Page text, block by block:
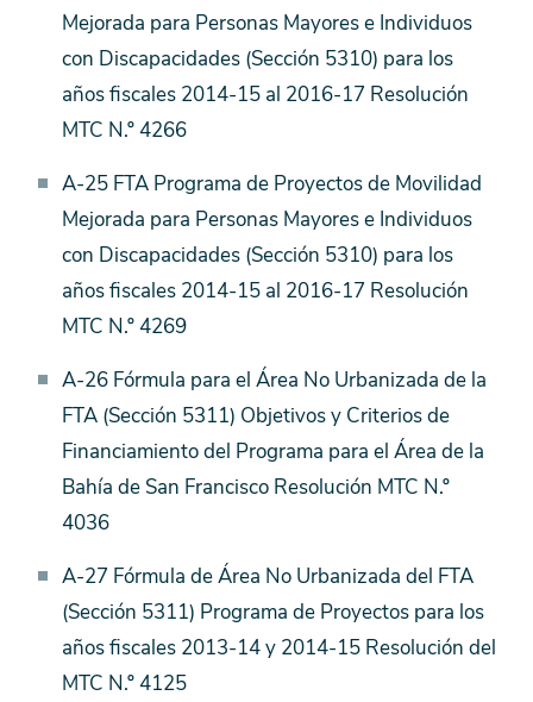
Mejorada para Personas Mayores e Individuos
con Discapacidades (Sección 5310) para los
años fiscales 2014-15 al 2016-17 Resolución
MTC N.º 4266
A-25 FTA Programa de Proyectos de Movilidad
Mejorada para Personas Mayores e Individuos
con Discapacidades (Sección 5310) para los
años fiscales 2014-15 al 2016-17 Resolución
MTC N.º 4269
A-26 Fórmula para el Área No Urbanizada de la
FTA (Sección 5311) Objetivos y Criterios de
Financiamiento del Programa para el Área de la
Bahía de San Francisco Resolución MTC N.º
4036
A-27 Fórmula de Área No Urbanizada del FTA
(Sección 5311) Programa de Proyectos para los
años fiscales 2013-14 y 2014-15 Resolución del
MTC N.º 4125